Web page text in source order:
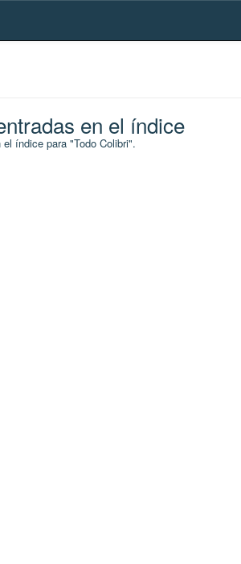
en el índice
índice para "Todo Colibri".